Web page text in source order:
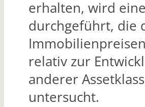
erhalten, wird
durchgeführt, die
relativ zur
anderer
untersucht.